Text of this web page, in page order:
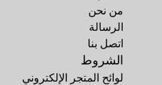
من نحن
الرسالة
اتصل بنا
الشروط
لوائح المتجر الإلكتروني